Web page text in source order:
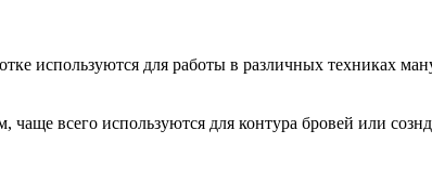
используются для работы в различных техниках
всего используются для контура бровей или